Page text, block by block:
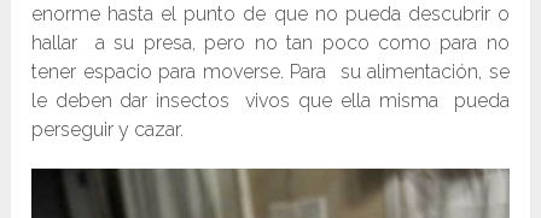
enorme hasta el punto de que no pueda descubrir o
hallar a su presa, pero no tan poco como para no
tener espacio para moverse. Para su alimentación, se
le deben dar insectos vivos que ella misma pueda
perseguir y cazar.